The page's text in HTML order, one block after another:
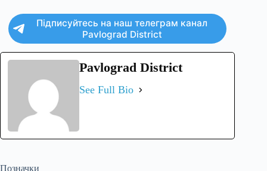
Підписуйтесь на наш телеграм канал
Pavlograd District
Pavlograd District
See Full Bio
Позначки